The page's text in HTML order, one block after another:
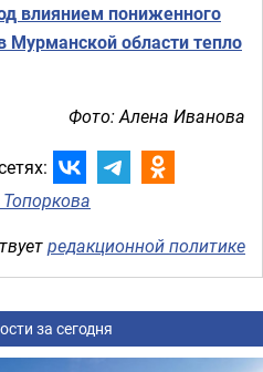
влиянием пониженного
Мурманской области тепло
Фото: Алена Иванова
редакционной политике
за сегодня